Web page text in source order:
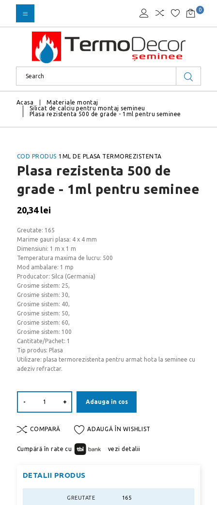
0
Acasa
Materiale montaj
Silicat de calciu pentru montaj semineu
Plasa rezistenta 500 de grade - 1ml pentru seminee
COD PRODUS 1ML DE PLASA TERMOREZISTENTA
Plasa rezistenta 500 de
grade - 1ml pentru seminee
20,34 lei
Greutate: 165
Marime gauri plasa: 4 x 4 mm
Dimensiuni: 1 m x 1 m
Temperatura maxima de lucru: 500
Mod ambalare: 1 mp
Producator: Silca (Germania)
Grosime sistem: 25,
Grosime sistem: 30,
Grosime sistem: 40,
Grosime sistem: 50,
Grosime sistem: 60,
Grosime sistem: 100
Cantitate/Pachet: 1
Tip produs: Plasa
Utilizare: plasa termorezistenta pentru armat hota la seminee cu
adeziv refractar.
- + Adauga in cos
COMPARĂ ADAUGĂ ÎN WISHLIST
Cumpără în rate cu vezi detalii
DETALII PRODUS
GREUTATE 165